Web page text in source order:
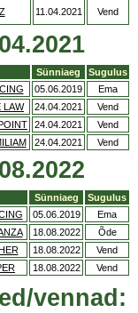
11.04.2021 Vend
Sünniaeg
Sugulus
05.06.2019
Ema
LAW 24.04.2021
Vend
24.04.2021
Vend
24.04.2021 Vend
Sünniaeg
Sugulus
05.06.2019
Ema
18.08.2022
Õde
18.08.2022
Vend
18.08.2022 Vend
vennad: